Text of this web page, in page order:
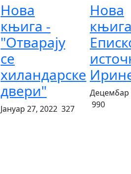
Нова
књига -
"Отварају
се
хиландарске
двери"
Јануар 27, 2022 327
Нова
књига
Децембар
990